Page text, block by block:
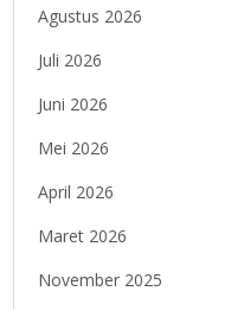
Agustus 2026
Juli 2026
Juni 2026
Mei 2026
April 2026
Maret 2026
November 2025